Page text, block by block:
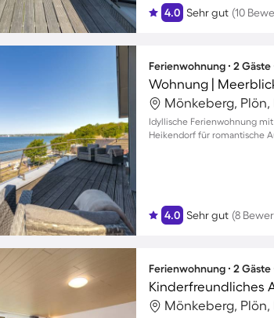
4.0 Sehr gut (10
Ferienwohnung ∙ 2 Gäste
Wohnung |
Mönkeberg,
Idyllische Ferienwohnung
Heikendorf für romantische
4.0 Sehr gut (8
Ferienwohnung ∙ 2 Gäste
Mönkeberg,